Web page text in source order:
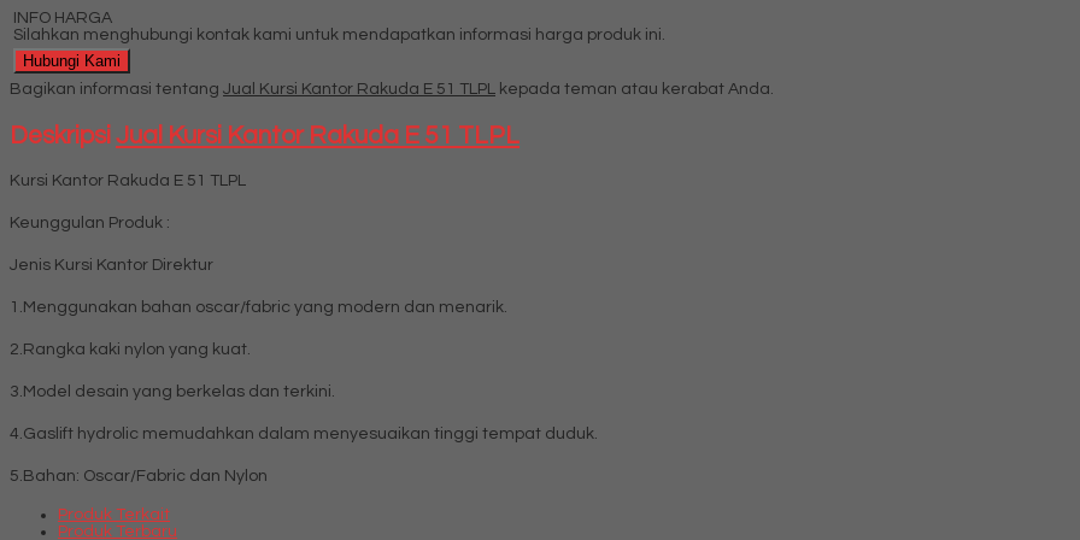
INFO HARGA
Silahkan menghubungi kontak kami untuk mendapatkan informasi harga produk ini.
Hubungi Kami
Bagikan informasi tentang Jual Kursi Kantor Rakuda E 51 TLPL kepada teman atau kerabat Anda.
DeskripsiJual Kursi Kantor Rakuda E 51 TLPL
Kursi Kantor Rakuda E 51 TLPL
Keunggulan Produk :
Jenis Kursi Kantor Direktur
1.Menggunakan bahan oscar/fabric yang modern dan menarik.
2.Rangka kaki nylon yang kuat.
3.Model desain yang berkelas dan terkini.
4.Gaslift hydrolic memudahkan dalam menyesuaikan tinggi tempat duduk.
5.Bahan: Oscar/Fabric dan Nylon
Produk Terkait
Produk Terbaru